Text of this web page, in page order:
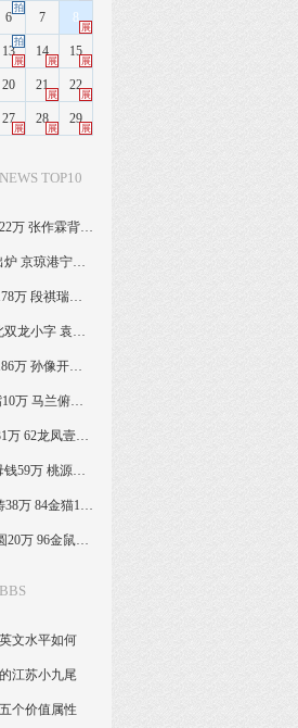
6
拍
7 8
展
13
拍
展
14
展
15
展
20 21
展
22
展
27
展
28
展
29
展
NEWS TOP10
SBP:丁未大清金币522万 张作霖背飞龙392万
2024钱币春拍日程出炉 京琼港宁皖好戏连台
德泉缘:徐世昌无字178万 段祺瑞执政金138万
邓通24春揭秘：湖北双龙小字 袁像共和纪念
冠军:安徽扁四小星186万 孙像开国壹角138万
SBP：奉天一圆窄嘴10万 马兰俯首五文8.7万
三省:袁像洪宪飞龙31万 62龙凤壹圆小字64万
德泉缘：咸丰源千母钱59万 桃源县50两75万
SBP:袁像七分脸后铸38万 84金猫12盎司21万
SPINK:井冈山绿叁圆20万 96金鼠1盎司17万
BBS
文水平如何
江苏小九尾
个价值属性